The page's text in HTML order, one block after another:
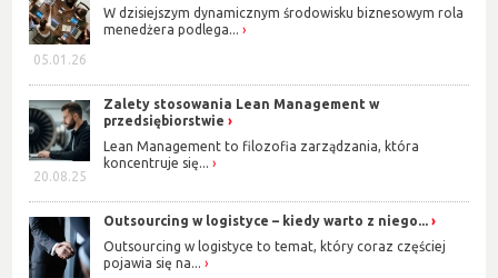
05.01.26
W dzisiejszym dynamicznym środowisku biznesowym rola
menedżera podlega...
20.08.25
Zalety stosowania Lean Management w
przedsiębiorstwie
Lean Management to filozofia zarządzania, która
koncentruje się...
Outsourcing w logistyce – kiedy warto z niego...
Outsourcing w logistyce to temat, który coraz częściej
pojawia się na...